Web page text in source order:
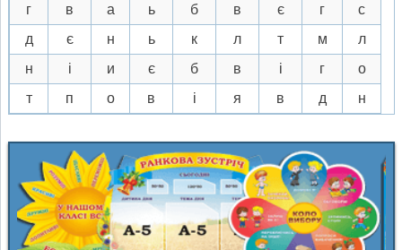
г
в а ь б в є г
с
д
є н ь к л т м
л
н
і и є б в і г
о
т
п о в і я в д н